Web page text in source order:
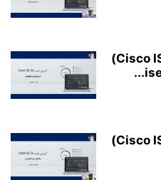
آموزش دوره سیسکو آیس (Cisco ISE)
آموزش دوره سیسکو آیس (Cisco ISE)